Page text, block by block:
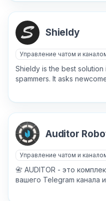
Shieldy
Управление чатом и
Shieldy is the best
spammers. It asks
Auditor
Управление чатом и
📇 AUDITOR - это
вашего Telegram канала